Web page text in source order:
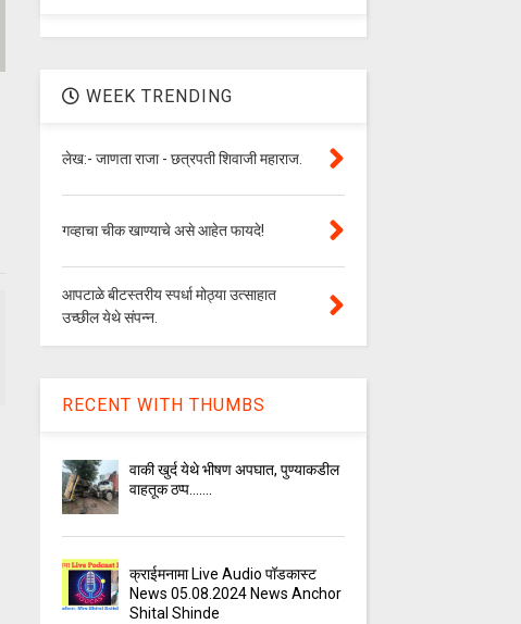
WEEK TRENDING
लेख:- जाणता राजा - छत्रपती शिवाजी महाराज.
गव्हाचा चीक खाण्याचे असे आहेत फायदे!
आपटाळे बीटस्तरीय स्पर्धा मोठ्या उत्साहात
उच्छील येथे संपन्न.
RECENT WITH THUMBS
वाकी खुर्द येथे भीषण अपघात, पुण्याकडील
वाहतूक ठप्प.......
क्राईमनामा Live Audio पॉडकास्ट
News 05.08.2024 News Anchor
Shital Shinde